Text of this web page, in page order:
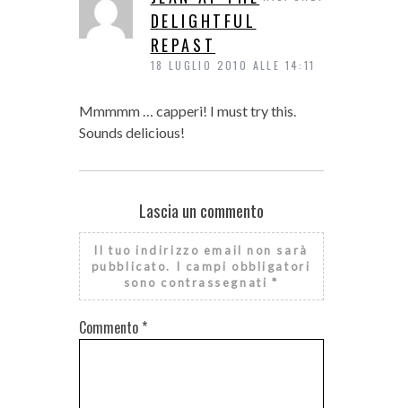
DELIGHTFUL
REPAST
18 LUGLIO 2010 ALLE 14:11
Mmmmm … capperi! I must try this.
Sounds delicious!
Lascia un commento
Il tuo indirizzo email non sarà
pubblicato.
I campi obbligatori
sono contrassegnati *
Commento *